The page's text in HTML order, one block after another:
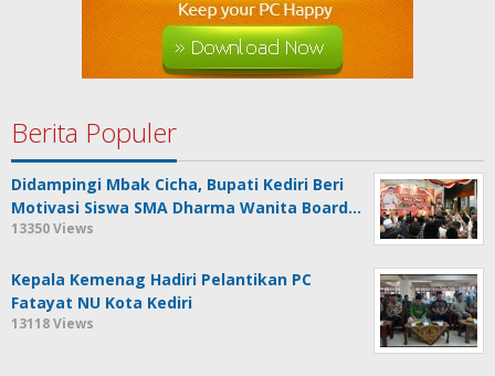
Berita Populer
Didampingi Mbak Cicha, Bupati Kediri Beri
Motivasi Siswa SMA Dharma Wanita Board…
13350 Views
Kepala Kemenag Hadiri Pelantikan PC
Fatayat NU Kota Kediri
13118 Views